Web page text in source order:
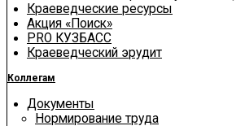
Краеведческие ресурсы
Акция «Поиск»
PRO КУЗБАСС
Краеведческий эрудит
Коллегам
Документы
Нормирование труда